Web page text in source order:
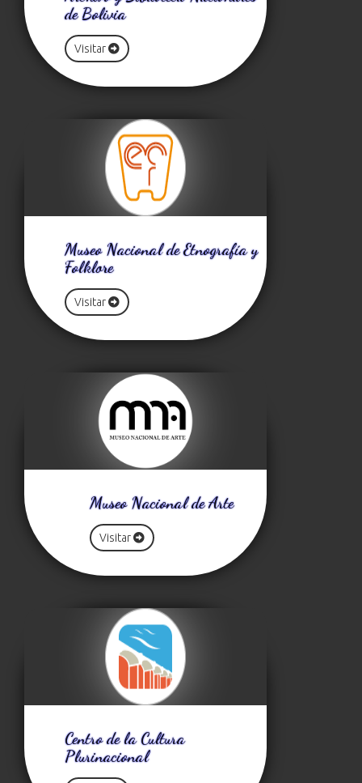
de Bolivia
Visitar
Museo Nacional de Etnografía y
Folklore
Visitar
Museo Nacional de Arte
Visitar
Centro de la Cultura
Plurinacional